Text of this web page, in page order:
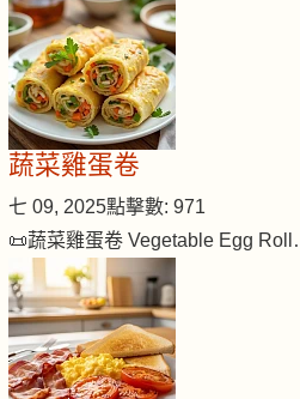
蔬菜雞蛋卷
七 09, 2025點擊數: 971
📜蔬菜雞蛋卷 Vegetable Egg